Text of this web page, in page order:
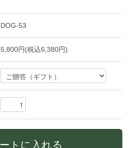
DOG-53
5,800円(税込6,380円)